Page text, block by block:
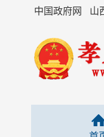
中国政府网 山